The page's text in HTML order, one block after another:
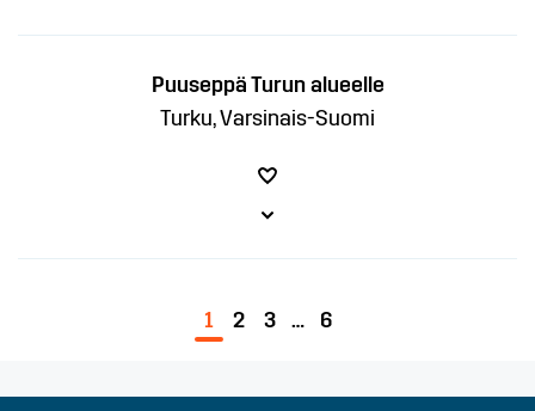
Puuseppä Turun alueelle
Turku, Varsinais-Suomi
1 2 3 … 6